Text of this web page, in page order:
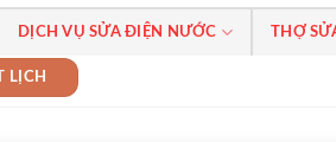
DỊCH VỤ SỬA ĐIỆN NƯỚC THỢ
LỊCH